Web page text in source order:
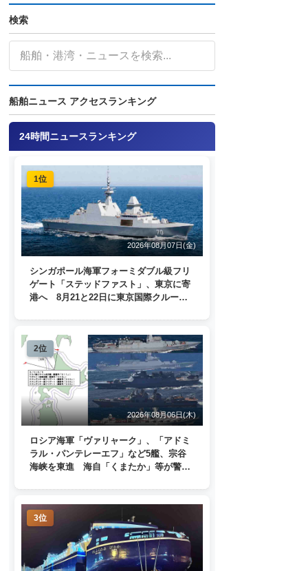
検索
船舶ニュース アクセスランキング
24時間ニュースランキング
1位
2026年08月07日(金)
シンガポール海軍フォーミダブル級フリ
ゲート「ステッドファスト」、東京に寄
港へ 8月21と22日に東京国際クルーズ
2位
2026年08月06日(木)
ロシア海軍「ヴァリャーク」、「アドミ
ラル・パンテレーエフ」など5艦、宗谷
海峡を東進 海自「くまたか」等が警戒
3位